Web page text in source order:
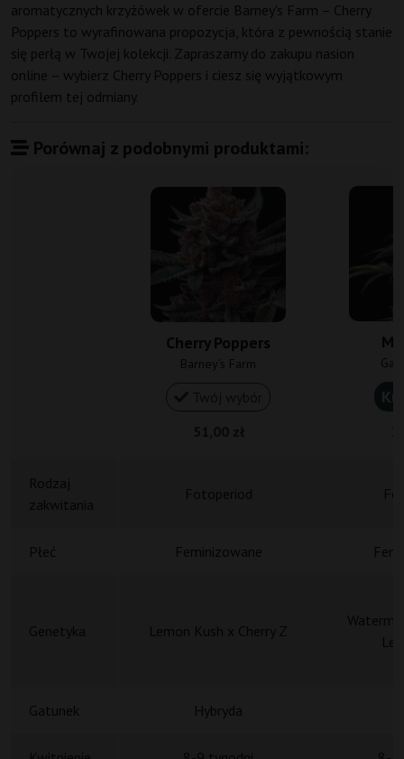
aromatycznych krzyżówek w ofercie Barney's Farm – Cherry
Poppers to wyrafinowana propozycja, która z pewnością stanie
się perłą w Twojej kolekcji. Zapraszamy do zakupu nasion
online – wybierz Cherry Poppers i ciesz się wyjątkowym
profilem tej odmiany.
Porównaj z podobnymi produktami:
Cherry Poppers
Barney's Farm
Płeć Feminizowane
Gatunek Hybryda